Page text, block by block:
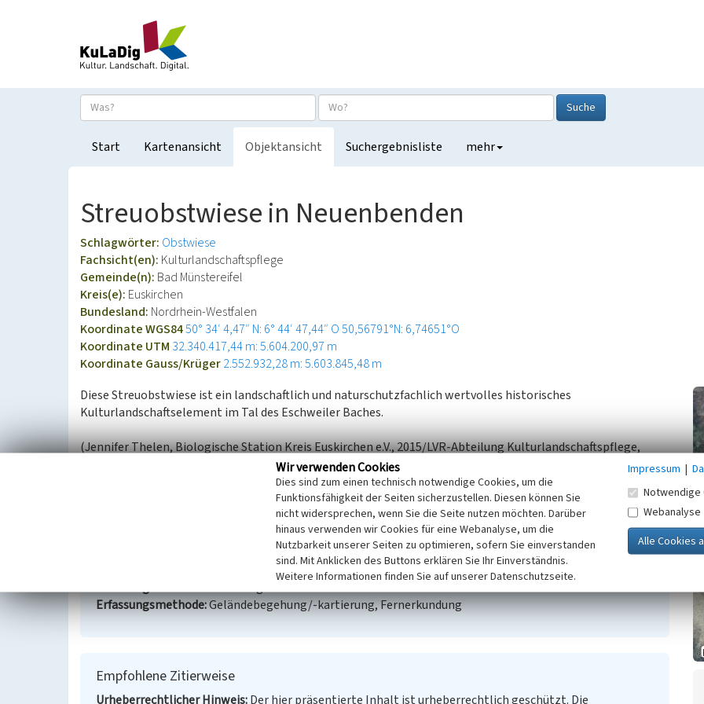
Suche
Start Kartenansicht Objektansicht Suchergebnisliste mehr
Streuobstwiese in Neuenbenden
Schlagwörter: Obstwiese
Fachsicht(en): Kulturlandschaftspflege
Gemeinde(n): Bad Münstereifel
Kreis(e): Euskirchen
Bundesland: Nordrhein-Westfalen
Koordinate WGS8450° 34′ 4,47″ N: 6° 44′ 47,44″ O50,56791°N: 6,74651°O
Koordinate UTM 32.340.417,44 m: 5.604.200,97 m
Koordinate Gauss/Krüger2.552.932,28 m: 5.603.845,48 m
Diese Streuobstwiese ist ein landschaftlich und naturschutzfachlich wertvolles historisches
Kulturlandschaftselement im Tal des Eschweiler Baches.
(Jennifer Thelen, Biologische Station Kreis Euskirchen e.V., 2015/LVR-Abteilung Kulturlandschaftspflege,
Streuobstwiese in Neuenbenden
53902 Bad Münstereifel - Bad Münstereifel
Kulturlandschaftspflege
Erfassungsmaßstab Keine Angabe
Erfassungsmethode Geländebegehung/-kartierung, Fernerkundung
Empfohlene Zitierweise
Urheberrechtlicher Hinweis Der hier präsentierte Inhalt ist urheberrechtlich geschützt. Die
Wir verwenden Cookies
Dies sind zum einen technisch notwendige Cookies, um die
Funktionsfähigkeit der Seiten sicherzustellen. Diesen können Sie
nicht widersprechen, wenn Sie die Seite nutzen möchten. Darüber
hinaus verwenden wir Cookies für eine Webanalyse, um die
Nutzbarkeit unserer Seiten zu optimieren, sofern Sie einverstanden
sind. Mit Anklicken des Buttons erklären Sie Ihr Einverständnis.
Weitere Informationen finden Sie auf unserer Datenschutzseite.
Impressum |
Notwendige
Webanalyse